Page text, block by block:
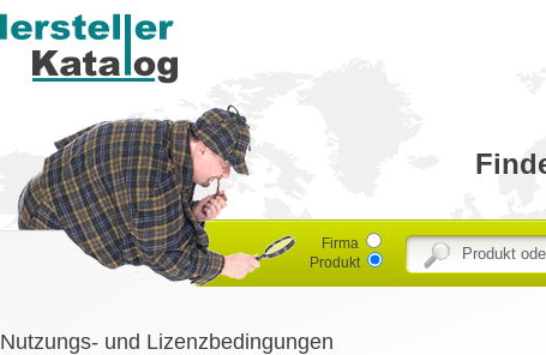
Firma
Produkt
Nutzungs- und Lizenzbedingungen